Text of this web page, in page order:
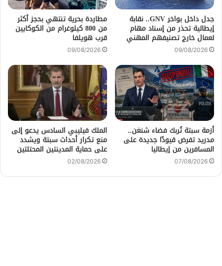
جدل داخل بواخر GNV.. نقابة
إيطالية تحذر من إسناد مهام
لعمال خارج تصنيفهم المهني
09/08/2026
مطاردة بحرية تنتهي بحجز أكثر
من 800 كيلوغرام من الكوكايين
قرب هويلفا
09/08/2026
أزمة سبتة تُربك فضاء شنغن..
مدريد تفرض قيودًا جديدة على
المسافرين من إيطاليا
07/08/2026
الملك فيليبي السادس يدعو إلى
منع تكرار أحداث سبتة ويشدد
على حماية المدينتين المحتلتين
02/08/2026